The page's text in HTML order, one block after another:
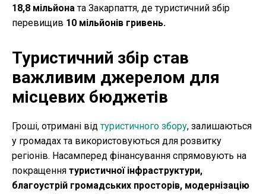
18,8 мільйоната Закарпаття, де туристичний збір
перевищив 10 мільйонів гривень.
Туристичний збір став
важливим джерелом для
місцевих бюджетів
Гроші, отримані відтуристичного збору, залишаються
у громадах та використовуються для розвитку
регіонів. Насамперед фінансування спрямовують на
покращення туристичної інфраструктури,
благоустрій громадських просторів, модернізацію